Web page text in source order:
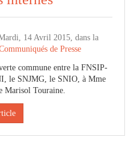
14 Avril 2015, dans la
de Presse
commune entre la FNSIP-
le SNJMG, le SNIO, à Mme
Marisol Touraine.